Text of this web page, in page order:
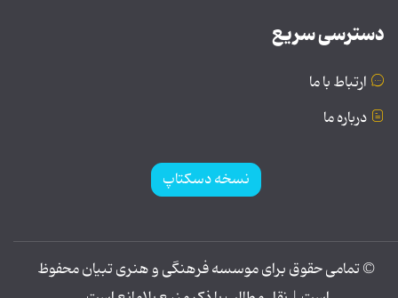
دسترسی سریع
ارتباط با ما
درباره ما
نسخه دسکتاپ
© تمامی حقوق برای موسسه فرهنگی و هنری تبیان محفوظ